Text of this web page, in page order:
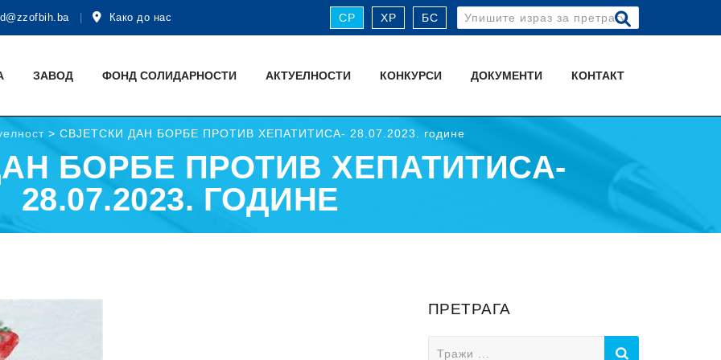
Како до нас СР ХР БС
Search
for:
ЗАВОД ФОНД СОЛИДАРНОСТИ АКТУЕЛНОСТИ КОНКУРСИ ДОКУМЕНТИ КОНТАКТ
> СВЈЕТСКИ ДАН БОРБЕ ПРОТИВ ХЕПАТИТИСА- 28.07.2023. године
БОРБЕ ПРОТИВ ХЕПАТИТИСА-
28.07.2023. ГОДИНЕ
ПРЕТРАГА